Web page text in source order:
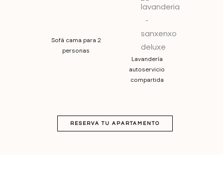
Sofá cama para 2
personas
Lavandería
autoservicio
compartida
RESERVA TU APARTAMENTO